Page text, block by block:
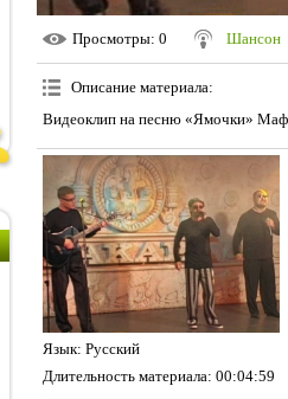
Просмотры: 0 Шансон
Описание материала:
Видеоклип на песню «Ямочки»
Язык: Русский
Длительность материала: 00:04:59